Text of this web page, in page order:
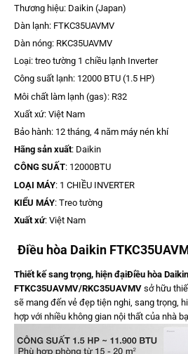
Thương hiệu: Daikin (Japan)
Dàn lạnh: FTKC35UAVMV
Dàn nóng: RKC35UAVMV
Loại: treo tường 1 chiều lạnh Inverter
Công suất lạnh: 12000 BTU (1.5 HP)
Môi chất làm lạnh (gas): R32
Xuất xứ: Việt Nam
Bảo hành: 12 tháng, 4 năm máy nén khí
Hãng sản xuất: Daikin
CÔNG SUẤT: 12000BTU
LOẠI MÁY: 1 CHIỀU INVERTER
KIỂU MÁY: Treo tường
Xuất xứ: Việt Nam
Điều hòa Daikin
Thiết kế sang trọng, hiện đạiĐiều hòa
FTKC35UAVMV/RKC35UAVMV sở hữu
sẽ mang đến vẻ đẹp tiện nghi, sang trọng,
hợp với nhiều không gian nội thất của nhà